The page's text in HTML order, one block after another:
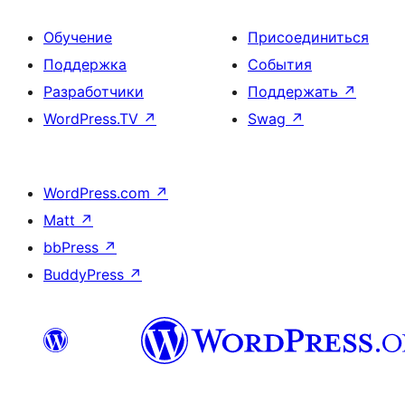
Обучение
Поддержка
Разработчики
WordPress.TV ↗
Присоединиться
События
Поддержать ↗
Swag ↗
WordPress.com ↗
Matt ↗
bbPress ↗
BuddyPress ↗